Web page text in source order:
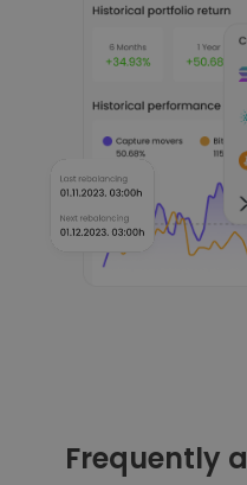
Frequently